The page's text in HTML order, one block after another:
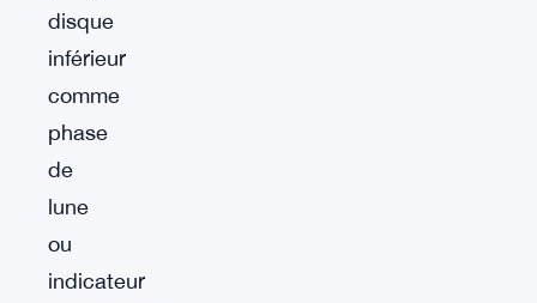
disque
inférieur
comme
phase
de
lune
ou
indicateur